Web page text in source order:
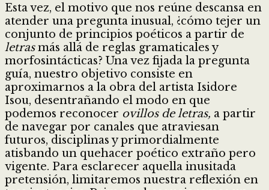
Esta vez, el motivo que nos reúne descansa en
atender una pregunta inusual, ¿cómo tejer un
conjunto de principios poéticos a partir de
letrasmás allá de reglas gramaticales y
morfosintácticas? Una vez fijada la pregunta
guía, nuestro objetivo consiste en
aproximarnos a la obra del artista Isidore
Isou, desentrañando el modo en que
podemos reconocer ovillos de letras, a partir
de navegar por canales que atraviesan
futuros, disciplinas y primordialmente
atisbando un quehacer poético extraño pero
vigente. Para esclarecer aquella inusitada
pretensión, limitaremos nuestra reflexión en